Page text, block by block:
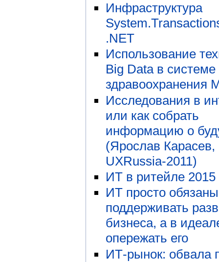
Инфраструктура
.NET
Использование
Big Data в системе
здравоохранения
Исследования в
или как собрать
информацию о
(Ярослав Карасев,
UXRussia-2011)
ИТ в ритейле 2015
ИТ просто обязаны
поддерживать
бизнеса, а в
опережать его
ИТ-рынок: обвала